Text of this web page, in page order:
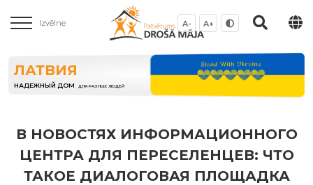
Izvēlne A- A+
ЛАТВИЯ
НАДЕЖНЫЙ ДОМ ДЛЯ РАЗНЫХ ЛЮДЕЙ
В НОВОСТЯХ ИНФОРМАЦИОННОГО
ЦЕНТРА ДЛЯ ПЕРЕСЕЛЕНЦЕВ: ЧТО
ТАКОЕ ДИАЛОГОВАЯ ПЛОЩАДКА